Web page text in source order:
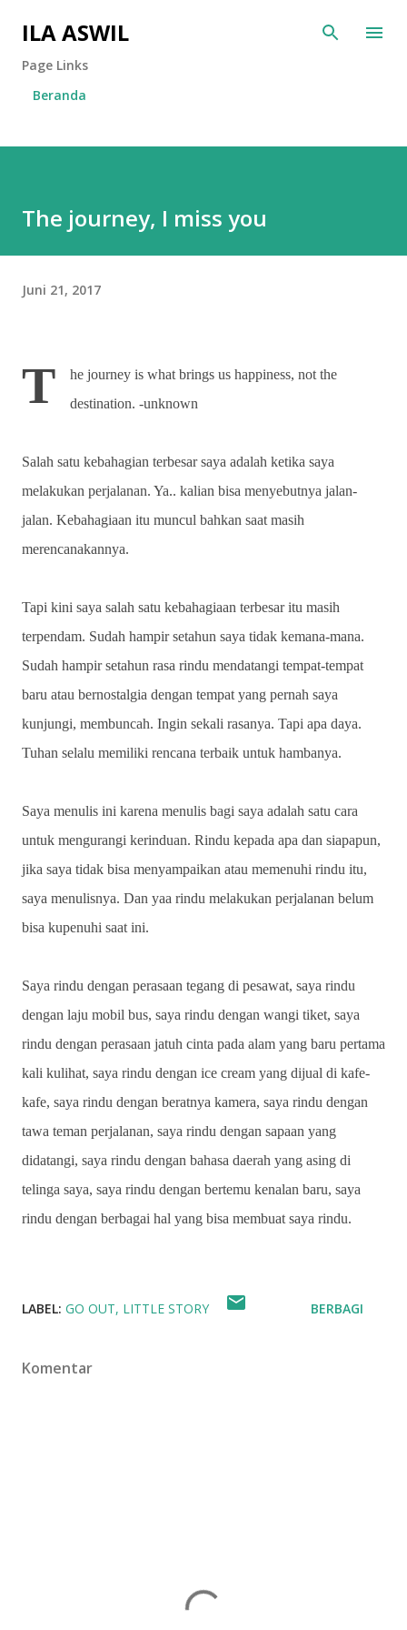
Langsung ke konten utama
ILA ASWIL
Page Links
Beranda
The journey, I miss you
Juni 21, 2017
T
he journey is what brings us happiness, not the
destination. -unknown
Salah satu kebahagian terbesar saya adalah ketika saya
melakukan perjalanan. Ya.. kalian bisa menyebutnya jalan-
jalan. Kebahagiaan itu muncul bahkan saat masih
merencanakannya.
Tapi kini saya salah satu kebahagiaan terbesar itu masih
terpendam. Sudah hampir setahun saya tidak kemana-mana.
Sudah hampir setahun rasa rindu mendatangi tempat-tempat
baru atau bernostalgia dengan tempat yang pernah saya
kunjungi, membuncah. Ingin sekali rasanya. Tapi apa daya.
Tuhan selalu memiliki rencana terbaik untuk hambanya.
Saya menulis ini karena menulis bagi saya adalah satu cara
untuk mengurangi kerinduan. Rindu kepada apa dan siapapun,
jika saya tidak bisa menyampaikan atau memenuhi rindu itu,
saya menulisnya. Dan yaa rindu melakukan perjalanan belum
bisa kupenuhi saat ini.
Saya rindu dengan perasaan tegang di pesawat, saya rindu
dengan laju mobil bus, saya rindu dengan wangi tiket, saya
rindu dengan perasaan jatuh cinta pada alam yang baru pertama
kali kulihat, saya rindu dengan ice cream yang dijual di kafe-
kafe, saya rindu dengan beratnya kamera, saya rindu dengan
tawa teman perjalanan, saya rindu dengan sapaan yang
didatangi, saya rindu dengan bahasa daerah yang asing di
telinga saya, saya rindu dengan bertemu kenalan baru, saya
rindu dengan berbagai hal yang bisa membuat saya rindu.
LABEL: GO OUT LITTLE STORY BERBAGI
Komentar